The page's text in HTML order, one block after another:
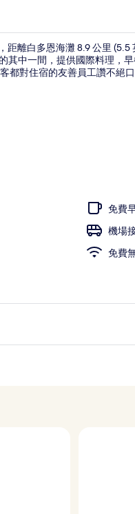
離白多恩海灘 8.9 公里
其中一間，提供國際料理，
都對住宿的友善員工讚不絕口
免費
機場
免費